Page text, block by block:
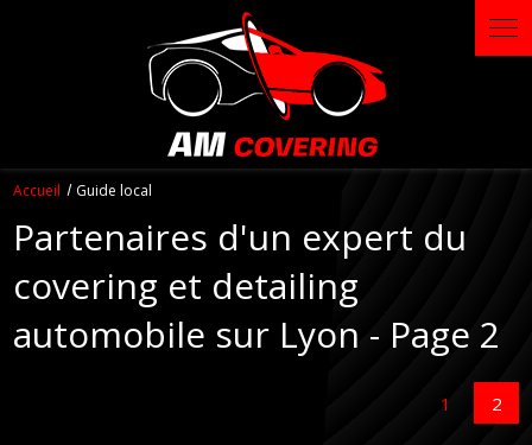
Accueil Guide local
Partenaires d'un expert du
covering et detailing
automobile sur Lyon - Page 2
1 2
Panneau de gestion des cookies